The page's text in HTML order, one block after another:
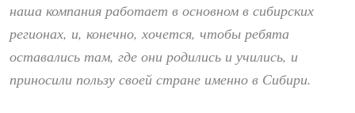
наша компания работает в основном в сибирских
регионах, и, конечно, хочется, чтобы ребята
оставались там, где они родились и учились, и
приносили пользу своей стране именно в Сибири.